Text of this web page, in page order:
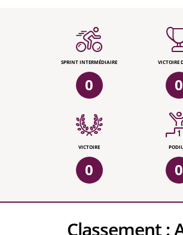
SPRINT INTERMÉDIAIRE
0
VICTOIRE
0
VICTOIRE
0 0
Classement :